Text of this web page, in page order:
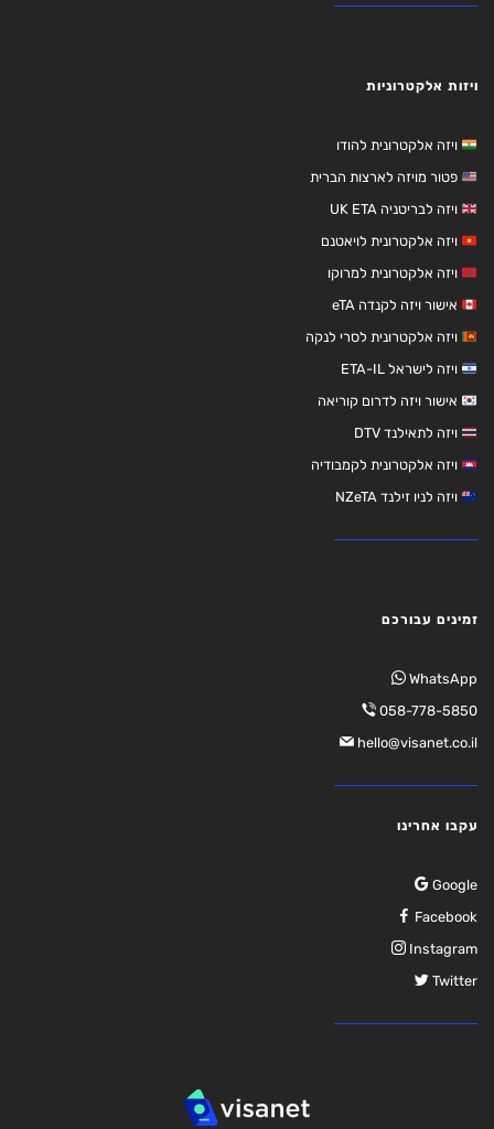
ויזות אלקטרוניות
ויזה אלקטרונית להודו
פטור מויזה לארצות הברית
ויזה לבריטניה UK ETA
ויזה אלקטרונית לויאטנם
ויזה אלקטרונית למרוקו
אישור ויזה לקנדה eTA
ויזה אלקטרונית לסרי לנקה
ויזה לישראל ETA-IL
אישור ויזה לדרום קוריאה
ויזה לתאילנד DTV
ויזה אלקטרונית לקמבודיה
ויזה לניו זילנד NZeTA
זמינים עבורכם
WhatsApp
058-778-5850
hello@visanet.co.il
עקבו אחרינו
Google
Facebook
Instagram
Twitter